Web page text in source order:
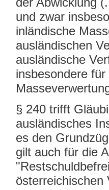
und zwar
inländische
ausländischen
ausländische
insbesondere
§ 240 trifft
ausländisches
es den
gilt auch für die
österreichischen